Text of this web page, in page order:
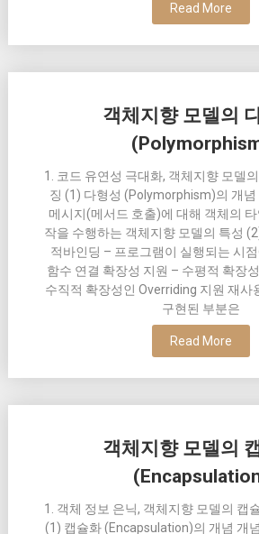
Read More
객체지향 모델의
1. 코드 유연성 극대화, 객체지향 모델
징 (1) 다형성 (Polymorphism)의 개념
메시지(메서드 호출)에 대해 객체의
작을 수행하는 객체지향 모델의 특성
적바인딩 – 프로그램이 실행되는 시
함수 연결 확장성 지원 – 수평적 확장
수직적 확장성인 Overriding 지원 재사
구현된 부분은
Read More
객체지향 모델의
1. 객체 정보 은닉, 객체지향 모델의 캡
(1) 캡슐화 (Encapsulation)의 개념 개